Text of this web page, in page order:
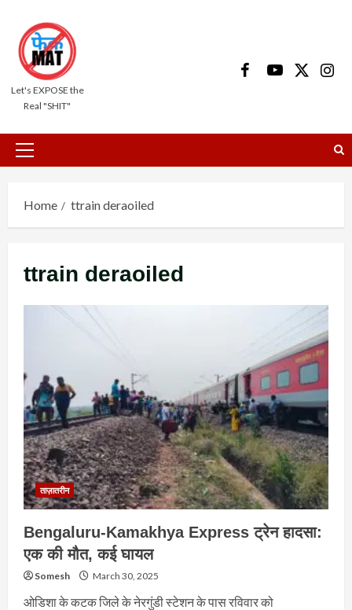
content
Let's EXPOSE the
Real "SHIT"
FacebookYoutube
X
Primary
Home ttrain deraoiled
ttrain deraoiled
ताज़ातरीन
Bengaluru-Kamakhya Express ट्रेन हादसा:
एक की मौत, कई घायल
Somesh March 30, 2025
ओडिशा के कटक जिले के नेरगुंडी स्टेशन के पास रविवार को